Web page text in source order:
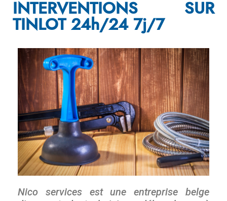
INTERVENTIONS SUR
TINLOT 24h/24 7j/7
Nico services est une entreprise belge